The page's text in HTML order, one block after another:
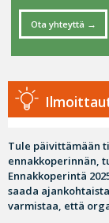
Tule päivittämään
ennakkoperinnän,
Ennakkoperintä
saada
varmistaa, että
Ota yhteyttä